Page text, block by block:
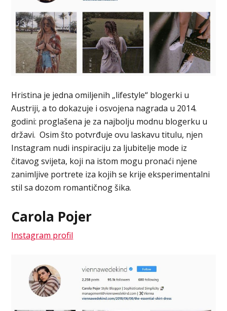
Hristina je jedna omiljenih „lifestyle“ blogerki u
Austriji, a to dokazuje i osvojena nagrada u 2014.
godini: proglašena je za najbolju modnu blogerku u
državi. Osim što potvrđuje ovu laskavu titulu, njen
Instagram nudi inspiraciju za ljubitelje mode iz
čitavog svijeta, koji na istom mogu pronaći njene
zanimljive portrete iza kojih se krije eksperimentalni
stil sa dozom romantičnog šika.
Carola Pojer
Instagram profil